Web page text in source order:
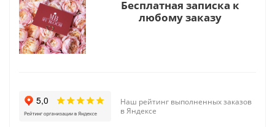
Бесплатная записка к
любому заказу
Наш рейтинг выполненных заказов
в Яндексе